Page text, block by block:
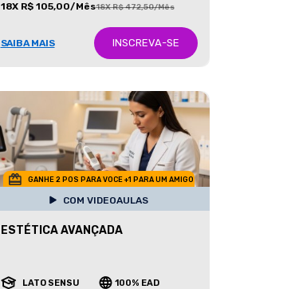
18X R$ 105,00/Mês18X R$ 472,50/Mês
SAIBA MAIS INSCREVA-SE
GANHE 2 POS PARA VOCE +1 PARA UM AMIGO
COM VIDEOAULAS
ESTÉTICA AVANÇADA
LATO SENSU 100% EAD